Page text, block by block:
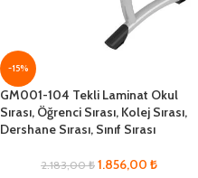
-15%
GM001-104 Tekli Laminat Okul
Sırası, Öğrenci Sırası, Kolej Sırası,
Dershane Sırası, Sınıf Sırası
2.183,00₺ 1.856,00 ₺